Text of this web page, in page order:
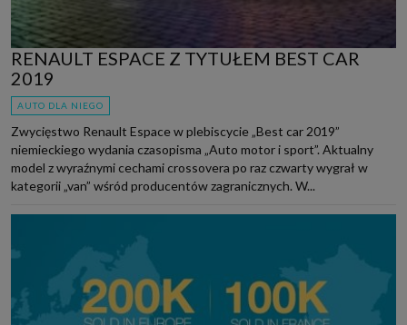
RENAULT ESPACE Z TYTUŁEM BEST CAR
2019
AUTO DLA NIEGO
Zwycięstwo Renault Espace w plebiscycie „Best car 2019”
niemieckiego wydania czasopisma „Auto motor i sport”. Aktualny
model z wyraźnymi cechami crossovera po raz czwarty wygrał w
kategorii „van” wśród producentów zagranicznych. W...